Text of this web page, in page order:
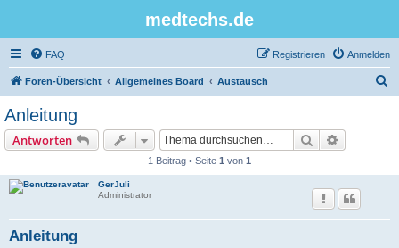
medtechs.de
FAQ Anmelden
Registrieren
Foren-Übersicht Allgemeines Board Austausch
Anleitung
Antworten Suche
1 Beitrag • Seite 1 von 1
GerJuli
Administrator
Anleitung